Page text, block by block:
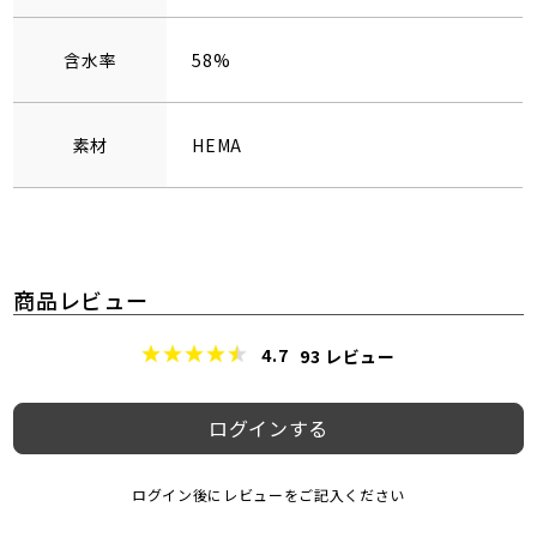
含水率 58%
素材 HEMA
商品レビュー
4.7 93 レビュー
ログインする
ログイン後にレビューをご記入ください